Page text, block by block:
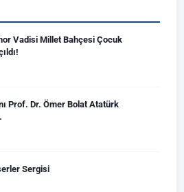
Vadisi Millet Bahçesi Çocuk
Prof. Dr. Ömer Bolat Atatürk
Sergisi